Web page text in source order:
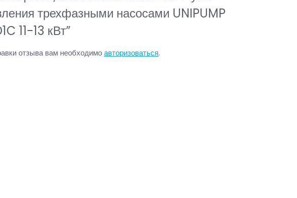
трехфазными насосами UNIPUMP
11-13 кВт”
отзыва вам необходимоавторизоваться.